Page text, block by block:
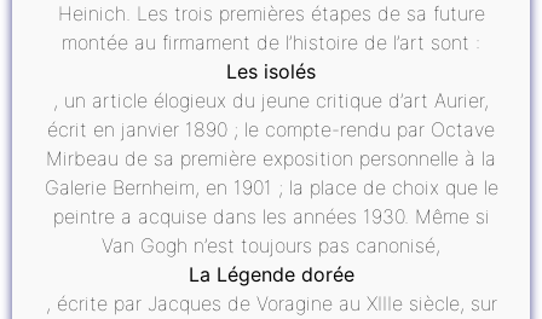
Heinich. Les trois premières étapes de sa future
montée au firmament de l’histoire de l’art sont :
Les isolés
, un article élogieux du jeune critique d’art Aurier,
écrit en janvier 1890 ; le compte-rendu par Octave
Mirbeau de sa première exposition personnelle à la
Galerie Bernheim, en 1901 ; la place de choix que le
peintre a acquise dans les années 1930. Même si
Van Gogh n’est toujours pas canonisé,
La Légende dorée
, écrite par Jacques de Voragine au XIIIe siècle, sur